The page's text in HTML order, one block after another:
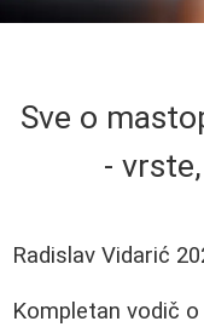
Sve o
-
Radislav Vidarić
Kompletan vodič